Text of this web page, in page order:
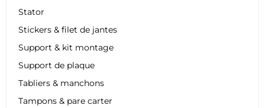
Stator
Stickers & filet de jantes
Support & kit montage
Support de plaque
Tabliers & manchons
Tampons & pare carter